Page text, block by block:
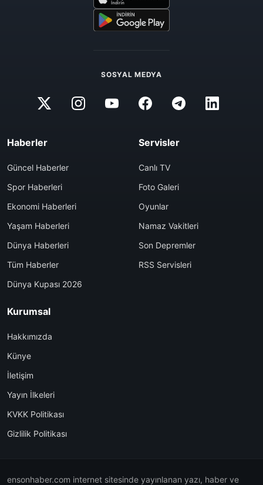
SOSYAL MEDYA
Haberler
Güncel Haberler
Spor Haberleri
Ekonomi Haberleri
Yaşam Haberleri
Dünya Haberleri
Tüm Haberler
Dünya Kupası 2026
Servisler
Canlı TV
Foto Galeri
Oyunlar
Namaz Vakitleri
Son Depremler
RSS Servisleri
Kurumsal
Hakkımızda
Künye
İletişim
Yayın İlkeleri
KVKK Politikası
Gizlilik Politikası
ensonhaber.com internet sitesinde yayınlanan yazı, haber ve